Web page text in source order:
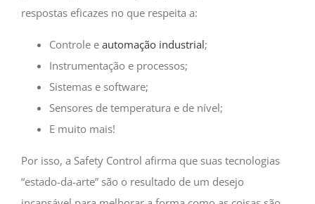
respostas eficazes no que respeita a:
Controle e automação industrial;
Instrumentação e processos;
Sistemas e software;
Sensores de temperatura e de nível;
E muito mais!
Por isso, a Safety Control afirma que suas tecnologias
“estado-da-arte” são o resultado de um desejo